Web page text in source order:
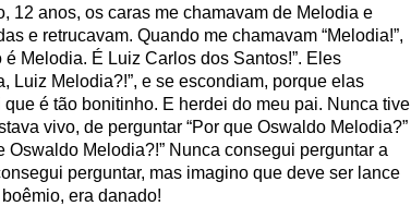
12 anos, os caras me chamavam de Melodia e
e retrucavam. Quando me chamavam “Melodia!”,
Melodia. É Luiz Carlos dos Santos!”. Eles
Luiz Melodia?!”, e se escondiam, porque elas
é tão bonitinho. E herdei do meu pai. Nunca tive
vivo, de perguntar “Por que Oswaldo Melodia?”
Oswaldo Melodia?!” Nunca consegui perguntar a
perguntar, mas imagino que deve ser lance
era danado!